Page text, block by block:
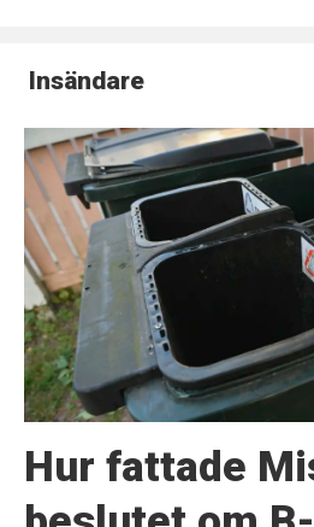
Insändare
Hur fattade